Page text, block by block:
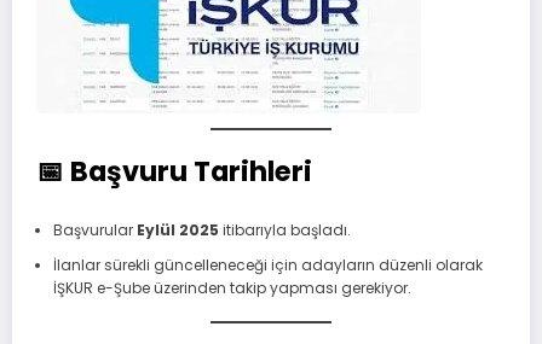
📅 Başvuru Tarihleri
Başvurular Eylül 2025 itibarıyla başladı.
İlanlar sürekli güncelleneceği için adayların düzenli olarak
İŞKUR e-Şube üzerinden takip yapması gerekiyor.